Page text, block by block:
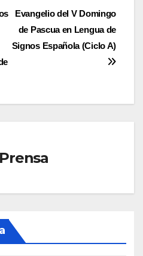
Evangelio del V Domingo
de Pascua en Lengua de
Signos Española (Ciclo A)
Prensa